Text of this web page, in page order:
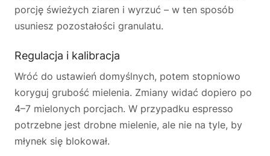
porcję świeżych ziaren i wyrzuć – w ten sposób
usuniesz pozostałości granulatu.
Regulacja i kalibracja
Wróć do ustawień domyślnych, potem stopniowo
koryguj grubość mielenia. Zmiany widać dopiero po
4–7 mielonych porcjach. W przypadku espresso
potrzebne jest drobne mielenie, ale nie na tyle, by
młynek się blokował.